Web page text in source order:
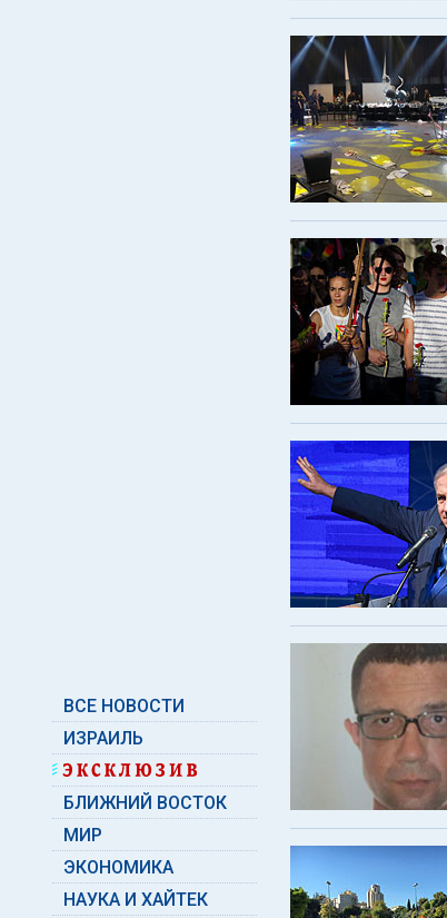
ВСЕ НОВОСТИ
ИЗРАИЛЬ
БЛИЖНИЙ ВОСТОК
МИР
ЭКОНОМИКА
НАУКА И ХАЙТЕК